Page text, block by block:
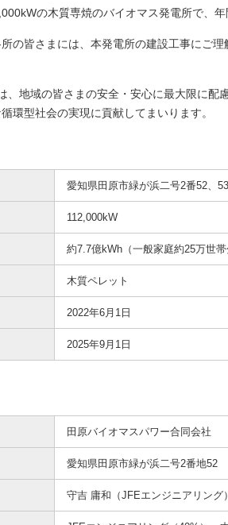
の木質専焼のバイオマス発電所で、
の皆さまには、本発電所の建設工事にご
、地域の皆さまの安全・安心に最大限に
環型社会の実現に貢献してまいります。
愛知県田原市緑が浜二号2番52、53
112,000kW
約7.7億kWh（一般家庭約25万世帯
木質ペレット
2022年6月1日
2025年9月1日
田原バイオマスパワー合同会社
愛知県田原市緑が浜二号2番地52
守吉 庸和（JFEエンジニアリング）